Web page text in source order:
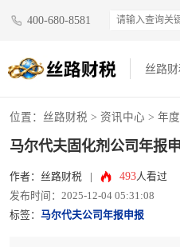
400-680-8581
丝路
位置： 丝路财税 > 资讯中心 > 年
马尔代夫固化剂公司年报
作者：丝路财税 493人看过
发布时间：2025-12-04 05:31:08
标签： 马尔代夫公司年报申报